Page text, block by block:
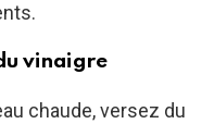
vinaigre
chaude, versez du